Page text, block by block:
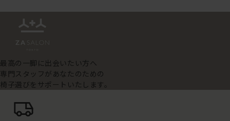
最高の一脚に出会いたい方へ
専門スタッフがあなたのための
椅子選びをサポートいたします。